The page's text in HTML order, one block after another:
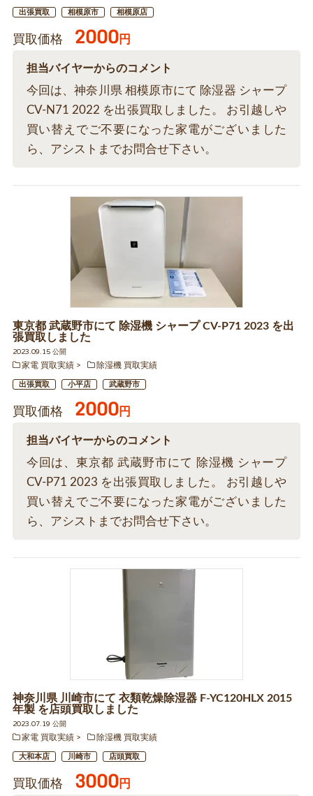
出張買取 相模原市 相模原店
買取価格 2000円
担当バイヤーからのコメント
今回は、神奈川県 相模原市にて 除湿器 シャープ
CV-N71 2022 を出張買取しました。 お引越しや
買い替えでご不要になった家電がございました
ら、アシストまでお問合せ下さい。
東京都 武蔵野市にて 除湿機 シャープ CV-P71 2023 を出
張買取しました
2023.09.15 公開
家電 買取実績
除湿機 買取実績
出張買取 小平店 武蔵野市
買取価格 2000円
担当バイヤーからのコメント
今回は、東京都 武蔵野市にて 除湿機 シャープ
CV-P71 2023 を出張買取しました。 お引越しや
買い替えでご不要になった家電がございました
ら、アシストまでお問合せ下さい。
神奈川県 川崎市にて 衣類乾燥除湿器 F-YC120HLX 2015
年製 を店頭買取しました
2023.07.19 公開
家電 買取実績
除湿機 買取実績
大和本店 川崎市 店頭買取
買取価格 3000円